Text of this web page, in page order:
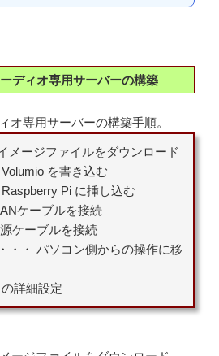
ディオ専用サーバーの構築
オ専用サーバーの構築手順。
メージファイルをダウンロード
を書き込む
Pi に挿し込む
ケーブルを接続
ケーブルを接続
・・ パソコン側からの操作に移
詳細設定